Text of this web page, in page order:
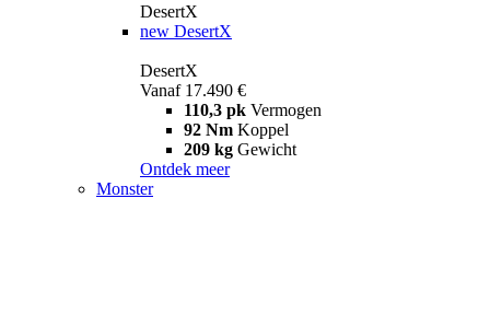
DesertX
new DesertX
DesertX
Vanaf 17.490 €
110,3 pk Vermogen
92 Nm Koppel
209 kg Gewicht
Ontdek meer
Monster